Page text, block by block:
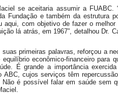
se aceitaria assumir a FUABC.
Fundação e também da estrutura
com objetivo de fazer o
lá atrás, em 1967”, detalhou Dr.
primeiras palavras, reforçou a
econômico-financeiro para
É grande a importância
cujos serviços têm
é possível falar em saúde sem